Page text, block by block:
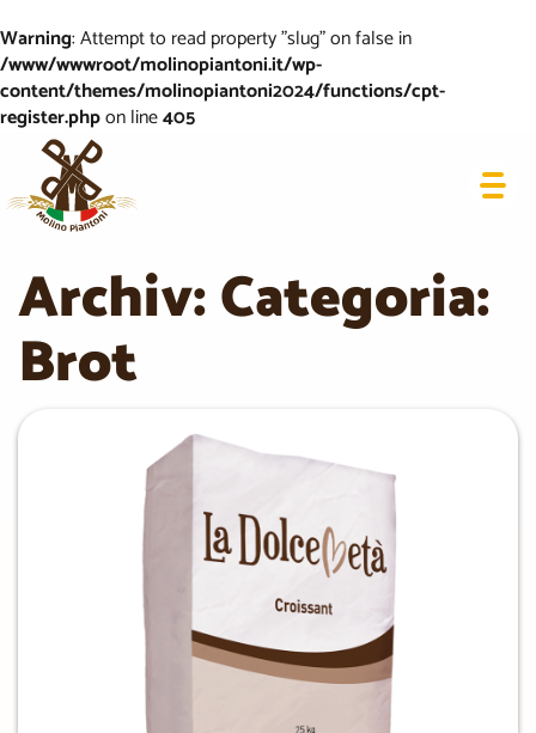
Warning: Attempt to read property "slug" on false in
/www/wwwroot/molinopiantoni.it/wp-
content/themes/molinopiantoni2024/functions/cpt-
register.phpon line405
Archiv: Categoria:
Brot